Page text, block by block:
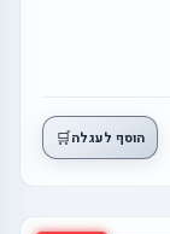
הוסף לעגלה🛒